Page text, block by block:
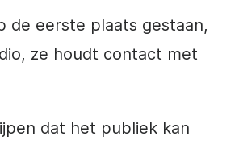
de eerste plaats gestaan,
ze houdt contact met
dat het publiek kan